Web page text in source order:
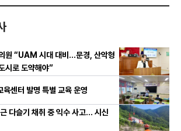
원 “UAM 시대 대비…문경, 산악형
시로 도약해야”
육센터 발명 특별 교육 운영
다슬기 채취 중 익수 사고… 시신